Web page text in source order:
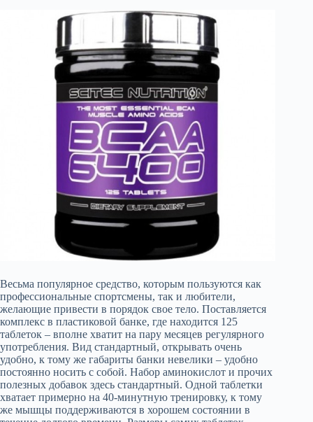
Весьма популярное средство, которым пользуются как
профессиональные спортсмены, так и любители,
желающие привести в порядок свое тело. Поставляется
комплекс в пластиковой банке, где находится 125
таблеток – вполне хватит на пару месяцев регулярного
употребления. Вид стандартный, открывать очень
удобно, к тому же габариты банки невелики – удобно
постоянно носить с собой. Набор аминокислот и прочих
полезных добавок здесь стандартный. Одной таблетки
хватает примерно на 40-минутную тренировку, к тому
же мышцы поддерживаются в хорошем состоянии в